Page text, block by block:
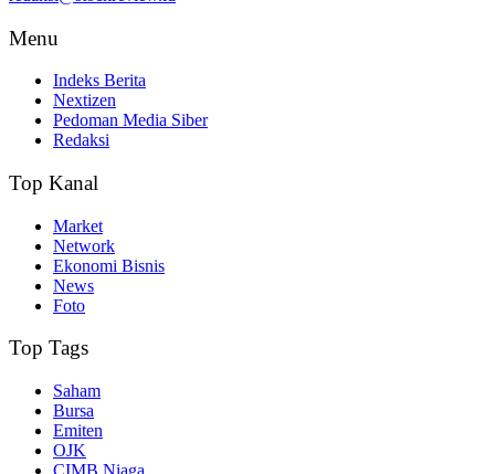
Menu
Indeks Berita
Nextizen
Pedoman Media Siber
Redaksi
Top Kanal
Market
Network
Ekonomi Bisnis
News
Foto
Top Tags
Saham
Bursa
Emiten
OJK